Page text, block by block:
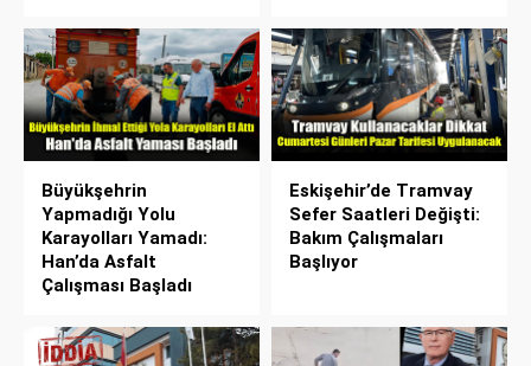
Büyükşehrin
Yapmadığı Yolu
Karayolları Yamadı:
Han’da Asfalt
Çalışması Başladı
Eskişehir’de Tramvay
Sefer Saatleri Değişti:
Bakım Çalışmaları
Başlıyor